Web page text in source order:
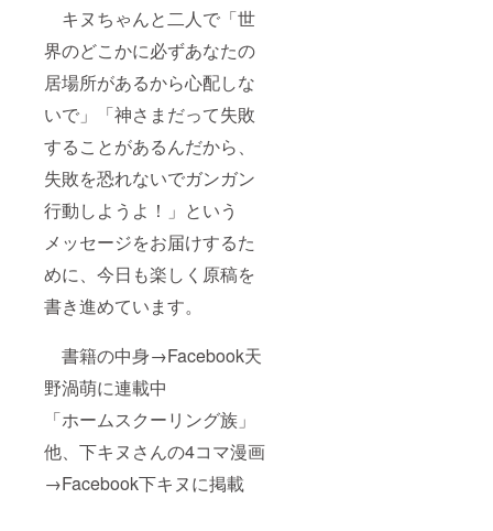
キヌちゃんと二人で「世
界のどこかに必ずあなたの
居場所があるから心配しな
いで」「神さまだって失敗
することがあるんだから、
失敗を恐れないでガンガン
行動しようよ！」という
メッセージをお届けするた
めに、今日も楽しく原稿を
書き進めています。
書籍の中身→Facebook天
野渦萌に連載中
「ホームスクーリング族」
他、下キヌさんの4コマ漫画
→Facebook下キヌに掲載